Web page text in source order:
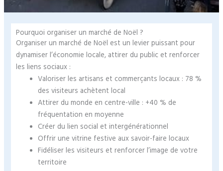
Pourquoi organiser un marché de Noël ?
Organiser un marché de Noël est un levier puissant pour
dynamiser l’économie locale, attirer du public et renforcer
les liens sociaux :
Valoriser les artisans et commerçants locaux : 78 %
des visiteurs achètent local
Attirer du monde en centre-ville : +40 % de
fréquentation en moyenne
Créer du lien social et intergénérationnel
Offrir une vitrine festive aux savoir-faire locaux
Fidéliser les visiteurs et renforcer l’image de votre
territoire